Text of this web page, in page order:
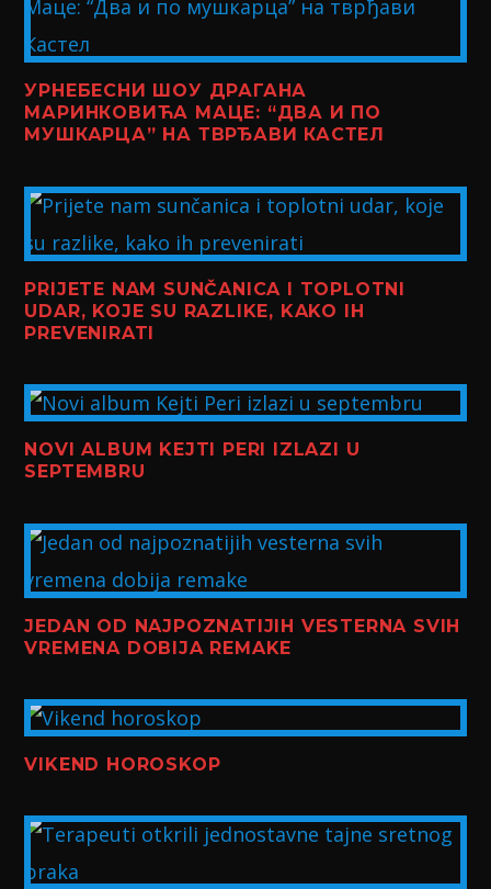
УРНЕБЕСНИ ШОУ ДРАГАНА
МАРИНКОВИЋА МАЦЕ: “ДВА И ПО
МУШКАРЦА” НА ТВРЂАВИ КАСТЕЛ
PRIJETE NAM SUNČANICA I TOPLOTNI
UDAR, KOJE SU RAZLIKE, KAKO IH
PREVENIRATI
NOVI ALBUM KEJTI PERI IZLAZI U
SEPTEMBRU
JEDAN OD NAJPOZNATIJIH VESTERNA SVIH
VREMENA DOBIJA REMAKE
VIKEND HOROSKOP